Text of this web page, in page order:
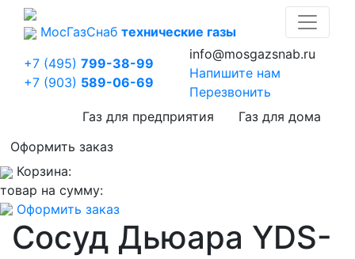
МосГазСнаб технические газы
+7 (495) 799-38-99
+7 (903) 589-06-69
info@mosgazsnab.ru
Напишите нам
Перезвонить
Газ для предприятия
Газ для дома
Оформить заказ
Корзина:
товар на сумму:
Оформить заказ
Сосуд Дьюара YDS-